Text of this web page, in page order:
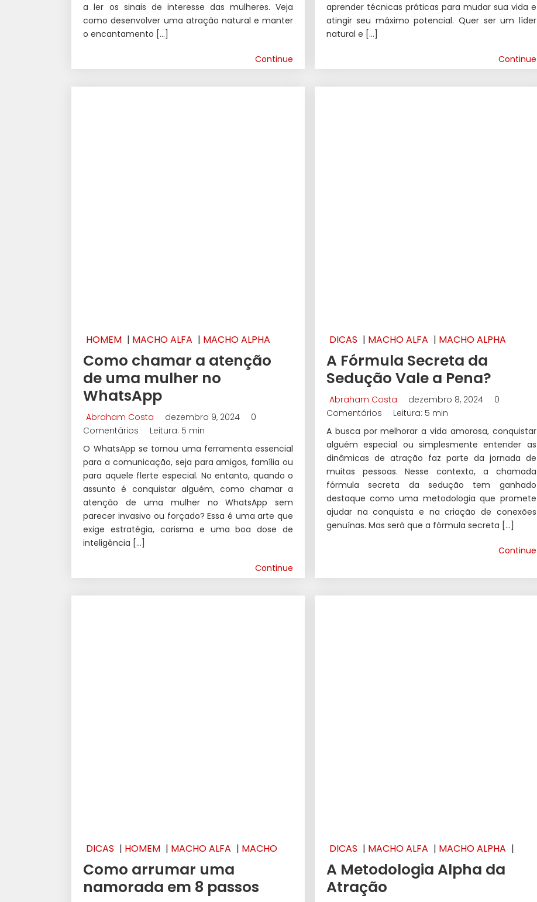
a ler os sinais de interesse das mulheres. Veja
como desenvolver uma atração natural e manter
o encantamento […]
Continue
aprender técnicas práticas para mudar sua vida e
atingir seu máximo potencial. Quer ser um líder
natural e […]
Continue
HOMEM | MACHO ALFA | MACHO ALPHA
Como chamar a atenção
de uma mulher no
WhatsApp
Abraham Costa dezembro 9, 2024
0
Comentários
Leitura: 5 min
O WhatsApp se tornou uma ferramenta essencial
para a comunicação, seja para amigos, família ou
para aquele flerte especial. No entanto, quando o
assunto é conquistar alguém, como chamar a
atenção de uma mulher no WhatsApp sem
parecer invasivo ou forçado? Essa é uma arte que
exige estratégia, carisma e uma boa dose de
inteligência […]
Continue
DICAS | MACHO ALFA | MACHO ALPHA
A Fórmula Secreta da
Sedução Vale a Pena?
Abraham Costa dezembro 8, 2024
0
Comentários
Leitura: 5 min
A busca por melhorar a vida amorosa, conquistar
alguém especial ou simplesmente entender as
dinâmicas de atração faz parte da jornada de
muitas pessoas. Nesse contexto, a chamada
fórmula secreta da sedução tem ganhado
destaque como uma metodologia que promete
ajudar na conquista e na criação de conexões
genuínas. Mas será que a fórmula secreta […]
Continue
DICAS | HOMEM | MACHO ALFA | MACHO
ALPHA |SEDUÇÃO
Como arrumar uma
namorada em 8 passos
DICAS | MACHO ALFA | MACHO ALPHA |
SEDUÇÃO
A Metodologia Alpha da
Atração